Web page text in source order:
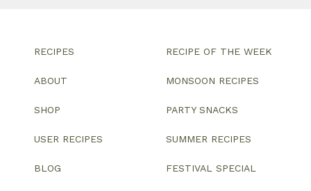
RECIPES
ABOUT
SHOP
USER RECIPES
BLOG
RECIPE OF THE WEEK
MONSOON RECIPES
PARTY SNACKS
SUMMER RECIPES
FESTIVAL SPECIAL